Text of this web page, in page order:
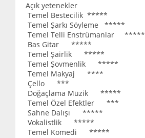
Açık yetenekler
Temel Bestecilik *****
Temel Şarkı Söyleme *****
Temel Telli Enstrümanlar *****
Bas Gitar *****
Temel Şairlik *****
Temel Şovmenlik *****
Temel Makyaj ****
Çello ***
Doğaçlama Müzik *****
Temel Özel Efektler ***
Sahne Dalışı *****
Vokalistlik *****
Temel Komedi *****